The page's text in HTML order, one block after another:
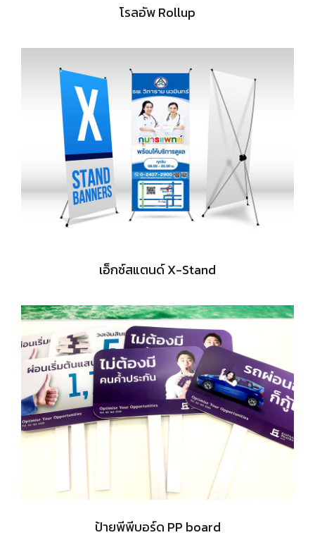
โรลอัพ Rollup
เอ็กซ์สแตนด์ X-Stand
ป้ายพีพีบอร์ด PP board